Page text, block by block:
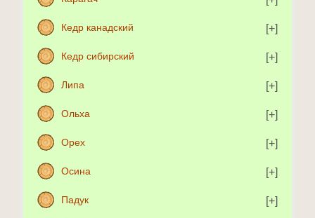
Кедр канадский
Кедр сибирский
Липа
Ольха
Орех
Осина
Падук